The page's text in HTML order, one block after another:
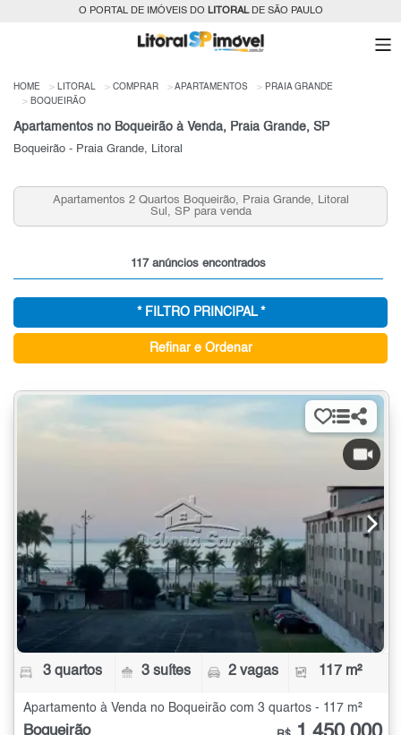
O PORTAL DE IMÓVEIS DO LITORALDE SÃO PAULO
HOME LITORAL COMPRAR APARTAMENTOS
PRAIA GRANDE
BOQUEIRÃO
Apartamentos no Boqueirão à Venda, Praia Grande, SP
Boqueirão - Praia Grande, Litoral
Apartamentos 2 Quartos Boqueirão, Praia Grande, Litoral
Sul, SP para venda
117 anúncios encontrados
* FILTRO PRINCIPAL *
Refinar e Ordenar
3 quartos 3 suítes 2 vagas 117 m²
Apartamento à Venda no Boqueirão com 3 quartos - 117 m²
Boqueirão